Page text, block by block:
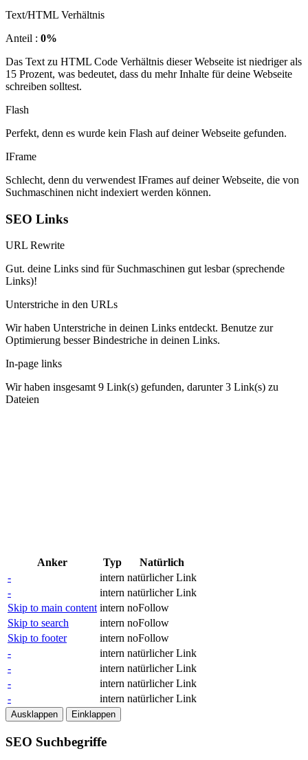
Text/HTML Verhältnis
Anteil : 0%
Das Text zu HTML Code Verhältnis dieser Webseite ist niedriger als
15 Prozent, was bedeutet, dass du mehr Inhalte für deine Webseite
schreiben solltest.
Flash
Perfekt, denn es wurde kein Flash auf deiner Webseite gefunden.
IFrame
Schlecht, denn du verwendest IFrames auf deiner Webseite, die von
Suchmaschinen nicht indexiert werden können.
SEO Links
URL Rewrite
Gut. deine Links sind für Suchmaschinen gut lesbar (sprechende
Links)!
Unterstriche in den URLs
Wir haben Unterstriche in deinen Links entdeckt. Benutze zur
Optimierung besser Bindestriche in deinen Links.
In-page links
Wir haben insgesamt 9 Link(s) gefunden, darunter 3 Link(s) zu
Dateien
Anker Typ
Natürlich
-
intern natürlicher Link
-
intern natürlicher Link
Skip to main content intern noFollow
Skip to search
intern noFollow
Skip to footer
intern noFollow
-
intern natürlicher Link
-
intern natürlicher Link
-
intern natürlicher Link
-
intern natürlicher Link
Ausklappen Einklappen
SEO Suchbegriffe